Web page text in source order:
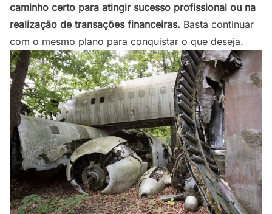
caminho certo para atingir sucesso profissional ou na
realização de transações financeiras. Basta continuar
com o mesmo plano para conquistar o que deseja.